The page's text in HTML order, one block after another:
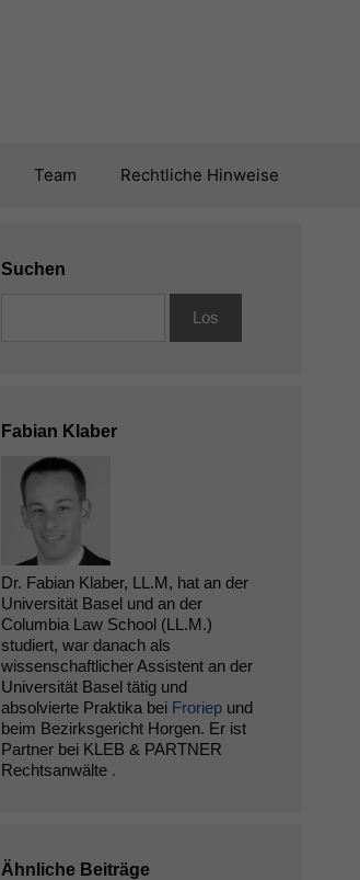
Team Rechtliche Hinweise
Suchen
Fabian Klaber
Dr. Fabian Klaber, LL.M, hat an der
Universität Basel und an der
Columbia Law School (LL.M.)
studiert, war danach als
wissenschaftlicher Assistent an der
Universität Basel tätig und
absolvierte Praktika bei Froriepund
beim Bezirksgericht Horgen. Er ist
Partner bei KLEB & PARTNER
Rechtsanwälte .
Ähnliche Beiträge